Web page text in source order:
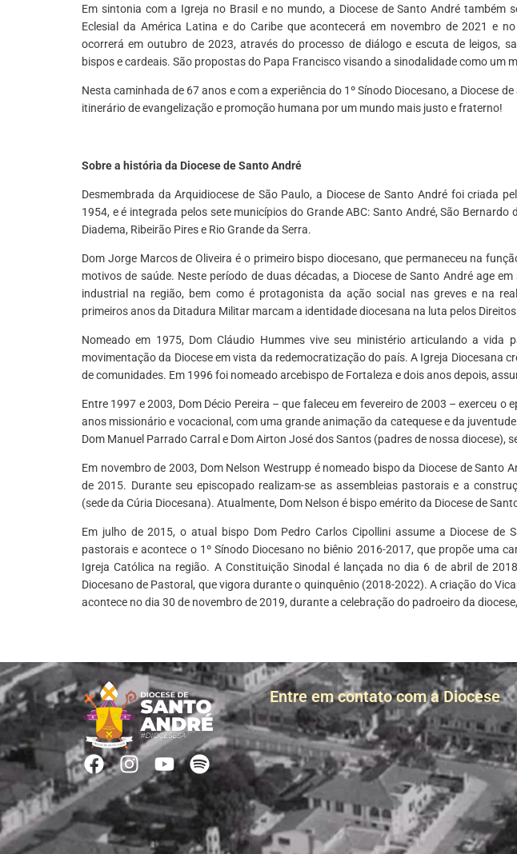
Em sintonia com a Igreja no Brasil e no mundo, a Diocese de Santo André também
Eclesial da América Latina e do Caribe que acontecerá em novembro de 2021 e
ocorrerá em outubro de 2023, através do processo de diálogo e escuta de leigos,
bispos e cardeais. São propostas do Papa Francisco visando a sinodalidade como um
Nesta caminhada de 67 anos e com a experiência do 1º Sínodo Diocesano, a Diocese
itinerário de evangelização e promoção humana por um mundo mais justo e fraterno!
Sobre a história da Diocese de Santo André
Desmembrada da Arquidiocese de São Paulo, a Diocese de Santo André foi criada
1954, e é integrada pelos sete municípios do Grande ABC: Santo André, São Bernardo
Diadema, Ribeirão Pires e Rio Grande da Serra.
Dom Jorge Marcos de Oliveira é o primeiro bispo diocesano, que permaneceu na
motivos de saúde. Neste período de duas décadas, a Diocese de Santo André age
industrial na região, bem como é protagonista da ação social nas greves e na
primeiros anos da Ditadura Militar marcam a identidade diocesana na luta pelos
Nomeado em 1975, Dom Cláudio Hummes vive seu ministério articulando a vida
movimentação da Diocese em vista da redemocratização do país. A Igreja Diocesana
de comunidades. Em 1996 foi nomeado arcebispo de Fortaleza e dois anos depois,
Entre 1997 e 2003, Dom Décio Pereira – que faleceu em fevereiro de 2003 – exerceu o
anos missionário e vocacional, com uma grande animação da catequese e da
Dom Manuel Parrado Carral e Dom Airton José dos Santos (padres de nossa diocese),
Em novembro de 2003, Dom Nelson Westrupp é nomeado bispo da Diocese de Santo
de 2015. Durante seu episcopado realizam-se as assembleias pastorais e a
(sede da Cúria Diocesana). Atualmente, Dom Nelson é bispo emérito da Diocese de
Em julho de 2015, o atual bispo Dom Pedro Carlos Cipollini assume a Diocese de
pastorais e acontece o 1º Sínodo Diocesano no biênio 2016-2017, que propõe uma
Igreja Católica na região. A Constituição Sinodal é lançada no dia 6 de abril de
Diocesano de Pastoral, que vigora durante o quinquênio (2018-2022). A criação do
acontece no dia 30 de novembro de 2019, durante a celebração do padroeiro da
Entre em contato com a Diocese